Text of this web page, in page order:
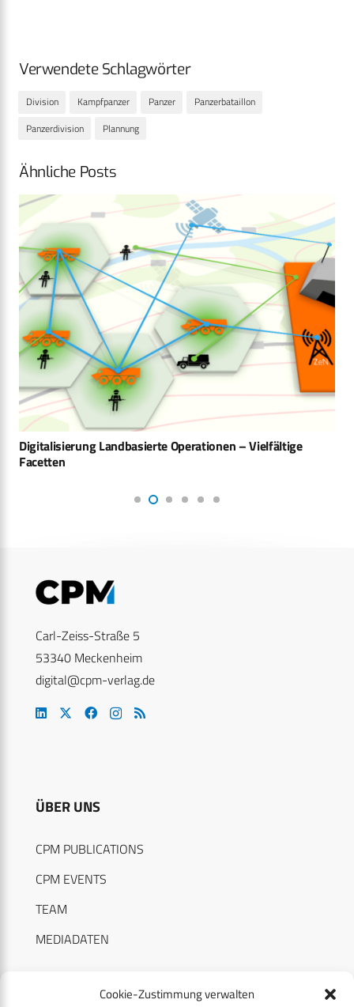
Cookie-Zustimmung verwalten
Verwendete Schlagwörter
Division Kampfpanzer Panzer
Panzerbataillon
Panzerdivision
Plannung
Ähnliche Posts
Digitalisierung Landbasierte Operationen – Vielfältige
Facetten
Carl-Zeiss-Straße 5
53340 Meckenheim
digital@cpm-verlag.de
ÜBER UNS
CPM PUBLICATIONS
CPM EVENTS
TEAM
MEDIADATEN